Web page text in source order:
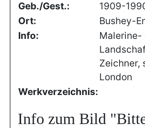
Geb./Gest.:
1909-
Ort:
Bushey-
Info:
Malerine-
Zeichner,
London
Werkverzeichnis:
Info zum Bild